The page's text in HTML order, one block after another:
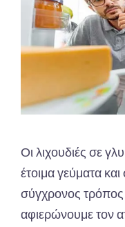
Οι λιχουδιές σε
έτοιμα γεύματα και
σύγχρονος τρόπος
αφιερώνουμε τον